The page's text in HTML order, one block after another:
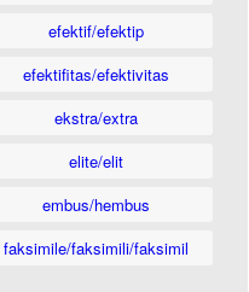
efektif/efektip
efektifitas/efektivitas
ekstra/extra
elite/elit
embus/hembus
faksimile/faksimili/faksimil